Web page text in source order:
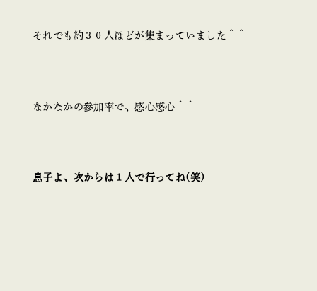
それでも約３０人ほどが集まっていました＾＾
なかなかの参加率で、感心感心＾＾
息子よ、次からは１人で行ってね(笑)